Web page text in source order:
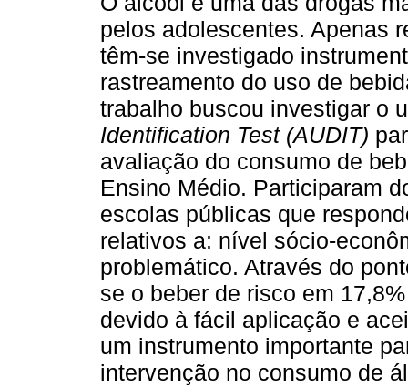
pelos adolescentes. Apenas
têm-se investigado
rastreamento do uso de
trabalho buscou investigar o
Identification Test (AUDIT)
avaliação do consumo de
Ensino Médio. Participaram
escolas públicas que
relativos a: nível sócio-
problemático. Através do
se o beber de risco em
devido à fácil aplicação e
um instrumento importante
intervenção no consumo de